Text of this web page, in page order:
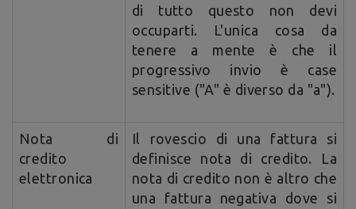
di tutto questo non devi
occuparti. L'unica cosa da
tenere a mente è che il
progressivo invio è case
sensitive ("A" è diverso da "a").
Nota di
credito
elettronica
Il rovescio di una fattura si
definisce nota di credito. La
nota di credito non è altro che
una fattura negativa dove si